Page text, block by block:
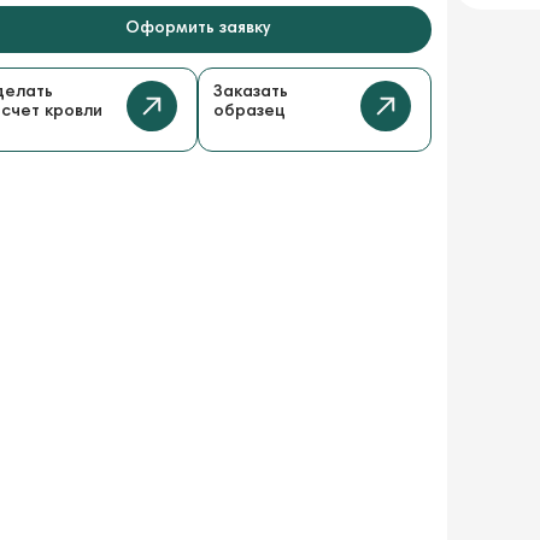
Оформить заявку
кровли
Заказать
образец